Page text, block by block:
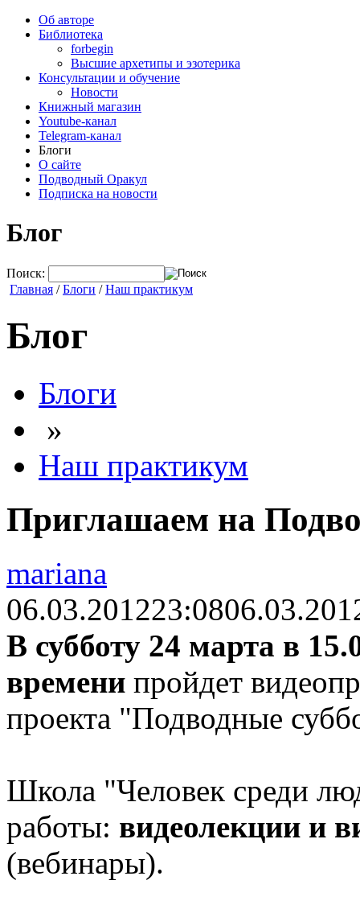
Об авторе
Библиотека
forbegin
Высшие архетипы и эзотерика
Консультации и обучение
Новости
Книжный магазин
Youtube-канал
Telegram-канал
Блоги
О сайте
Подводный Оракул
Подписка на новости
Блог
Поиск:
Главная /Блоги /Наш практикум
Блог
Блоги
»
Наш практикум
Приглашаем на
mariana
06.03.201223:08
В субботу 24 марта в
времени пройдет
проекта "Подводные
Школа "Человек среди
работы: видеолекции и
(вебинары).